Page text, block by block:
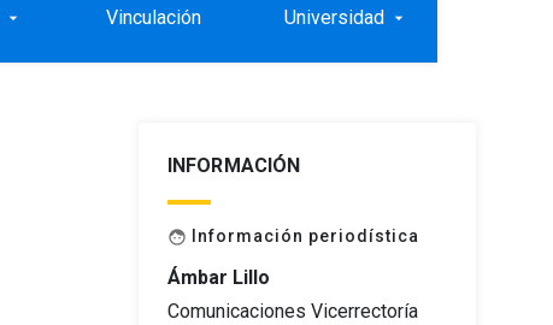
arrow_drop_down Vinculación Universidad arrow_drop_down
INFORMACIÓN
face Información periodística
Ámbar Lillo
Comunicaciones Vicerrectoría